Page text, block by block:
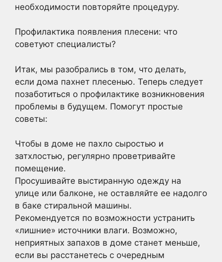
необходимости повторяйте процедуру.
Профилактика появления плесени: что
советуют специалисты?
Итак, мы разобрались в том, что делать,
если дома пахнет плесенью. Теперь следует
позаботиться о профилактике возникновения
проблемы в будущем. Помогут простые
советы:
Чтобы в доме не пахло сыростью и
затхлостью, регулярно проветривайте
помещение.
Просушивайте выстиранную одежду на
улице или балконе, не оставляйте ее надолго
в баке стиральной машины.
Рекомендуется по возможности устранить
«лишние» источники влаги. Возможно,
неприятных запахов в доме станет меньше,
если вы расстанетесь с очередным